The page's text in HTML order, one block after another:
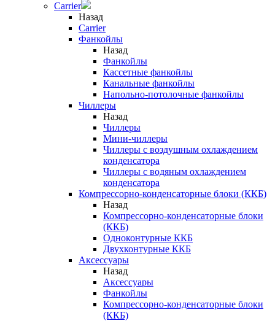
Carrier
Назад
Carrier
Фанкойлы
Назад
Фанкойлы
Кассетные фанкойлы
Канальные фанкойлы
Напольно-потолочные фанкойлы
Чиллеры
Назад
Чиллеры
Мини-чиллеры
Чиллеры с воздушным охлаждением
конденсатора
Чиллеры с водяным охлаждением
конденсатора
Компрессорно-конденсаторные блоки (ККБ)
Назад
Компрессорно-конденсаторные блоки
(ККБ)
Одноконтурные ККБ
Двухконтурные ККБ
Аксессуары
Назад
Аксессуары
Фанкойлы
Компрессорно-конденсаторные блоки
(ККБ)